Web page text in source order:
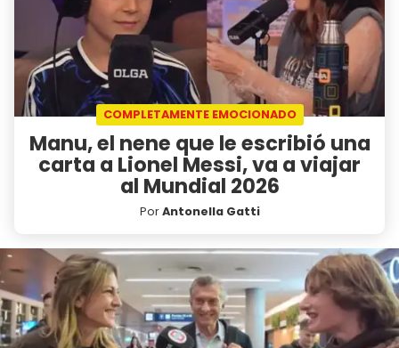
COMPLETAMENTE EMOCIONADO
Manu, el nene que le escribió una
carta a Lionel Messi, va a viajar
al Mundial 2026
PorAntonella Gatti